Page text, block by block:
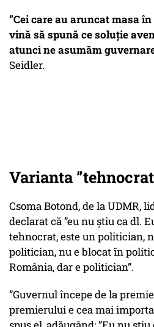
”Cei care au aruncat masa
vină să spună ce soluție
atunci ne asumăm
Seidler.
Varianta
Csoma Botond, de la UDMR,
declarat că ”eu nu știu ca dl.
tehnocrat, este un politician,
politician, nu e blocat în
România, dar e politician”.
”Guvernul începe de la
premierului e cea mai